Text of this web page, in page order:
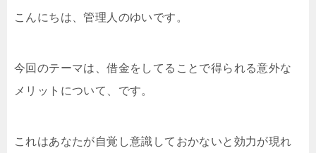
こんにちは、管理人のゆいです。
今回のテーマは、借金をしてることで得られる意外な
メリットについて、です。
これはあなたが自覚し意識しておかないと効力が現れ